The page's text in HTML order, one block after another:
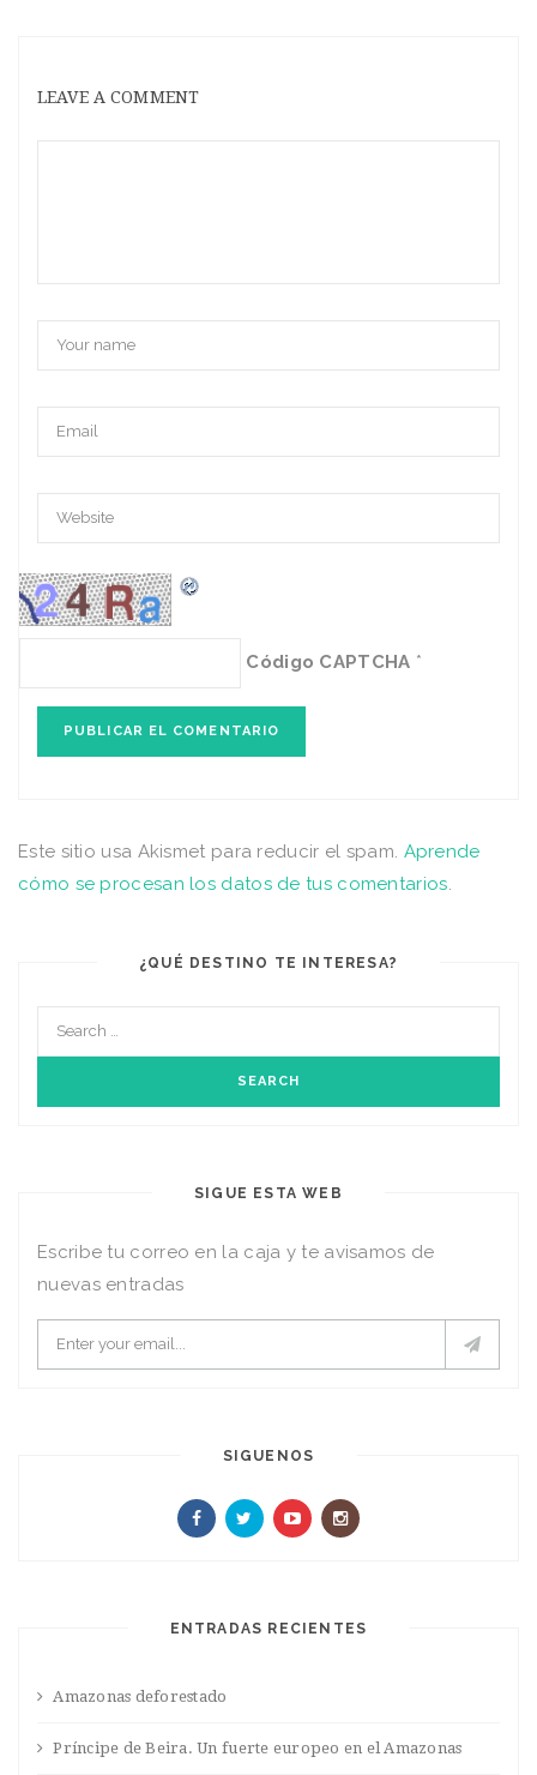
LEAVE A COMMENT
Código CAPTCHA *
Este sitio usa Akismet para reducir el spam. Aprende
cómo se procesan los datos de tus comentarios.
¿QUÉ DESTINO TE INTERESA?
SIGUE ESTA WEB
Escribe tu correo en la caja y te avisamos de
nuevas entradas
SIGUENOS
ENTRADAS RECIENTES
Amazonas deforestado
Príncipe de Beira. Un fuerte europeo en el Amazonas